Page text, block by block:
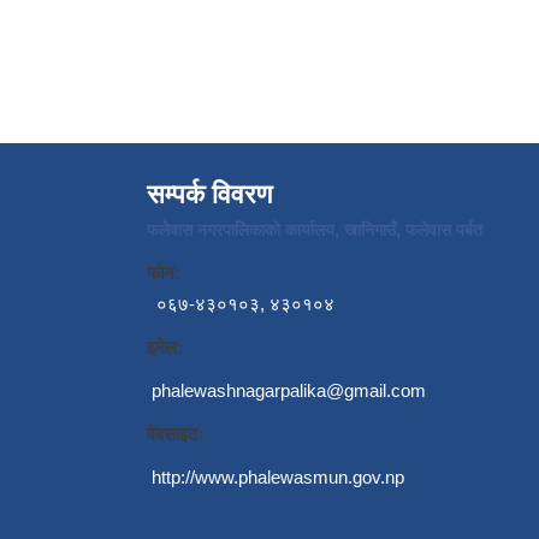
सम्पर्क विवरण
फलेवास नगरपालिकाको कार्यालय, खानिगाउँ, फलेवास पर्बत
फोन:
०६७-४३०१०३, ४३०१०४
इमेल:
phalewashnagarpalika@gmail.com
वेबसाइट:
http://www.phalewasmun.gov.np